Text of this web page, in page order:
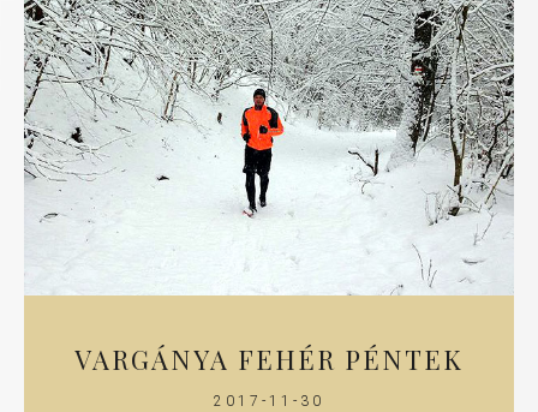
VARGÁNYA FEHÉR PÉNTEK
2017-11-30